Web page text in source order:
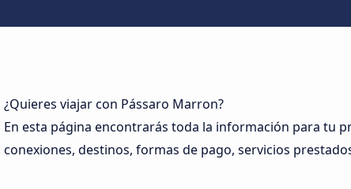
¿Quieres viajar con Pássaro Marron?
En esta página encontrarás toda la información para tu
conexiones, destinos, formas de pago, servicios